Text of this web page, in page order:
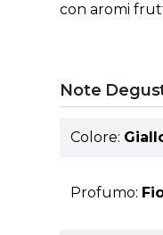
con aromi
Note
Colore:
Profumo: